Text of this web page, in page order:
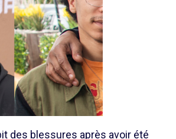
des blessures après avoir été